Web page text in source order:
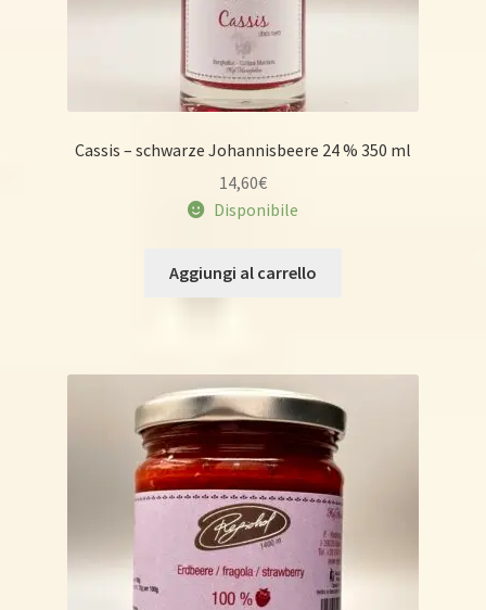
Cassis – schwarze Johannisbeere 24 % 350 ml
14,60€
Disponibile
Aggiungi al carrello